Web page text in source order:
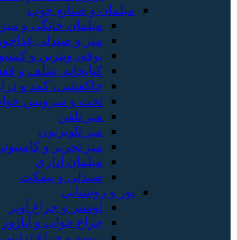
مبلمان و صنایع چوب
مبلمان خانگی و
میز و صندلی
بوفه، ویترین و
کتابخانه، شلف و
جاکفشی، کمد و
تخت و سرویس
میز تلفن
میز تلویزیون
میز تحریر و کامپیوتر
مبلمان اداری
صندلی و نیمکت
نور و روشنایی
لوستر و چراغ آویز
چراغ خواب و آباژور